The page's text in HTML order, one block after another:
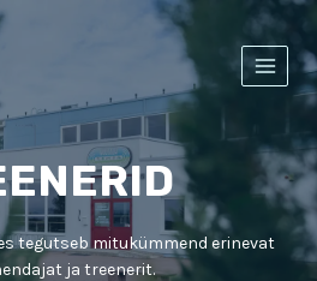
tegutseb mitukümmend erinevat
ja treenerit.